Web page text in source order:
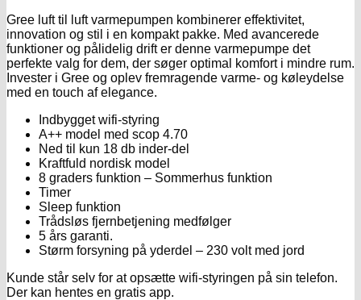
Gree luft til luft varmepumpen kombinerer effektivitet,
innovation og stil i en kompakt pakke. Med avancerede
funktioner og pålidelig drift er denne varmepumpe det
perfekte valg for dem, der søger optimal komfort i mindre rum.
Invester i Gree og oplev fremragende varme- og køleydelse
med en touch af elegance.
Indbygget wifi-styring
A++ model med scop 4.70
Ned til kun 18 db inder-del
Kraftfuld nordisk model
8 graders funktion – Sommerhus funktion
Timer
Sleep funktion
Trådsløs fjernbetjening medfølger
5 års garanti.
Størm forsyning på yderdel – 230 volt med jord
Kunde står selv for at opsætte wifi-styringen på sin telefon.
Der kan hentes en gratis app.